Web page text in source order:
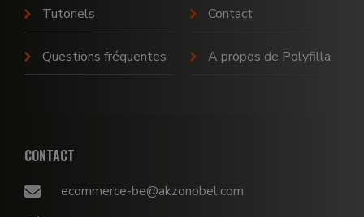
Tutoriels
Questions fréquentes
Contact
A propos de Polyfilla
CONTACT
ecommerce-be@akzonobel.com